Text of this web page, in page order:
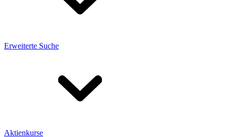
Erweiterte Suche
Aktienkurse